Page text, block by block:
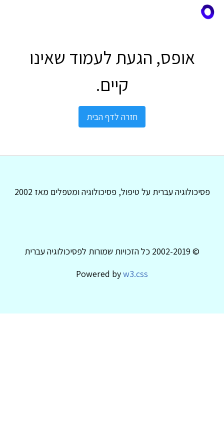
אופס, הגעת לעמוד שאינו
קיים.
חזרה לדף הבית
פסיכולוגיה עברית על טיפול, פסיכולוגיה ומטפלים מאז 2002
© 2002-2019 כל הזכויות שמורות לפסיכולוגיה עברית
Powered byw3.css